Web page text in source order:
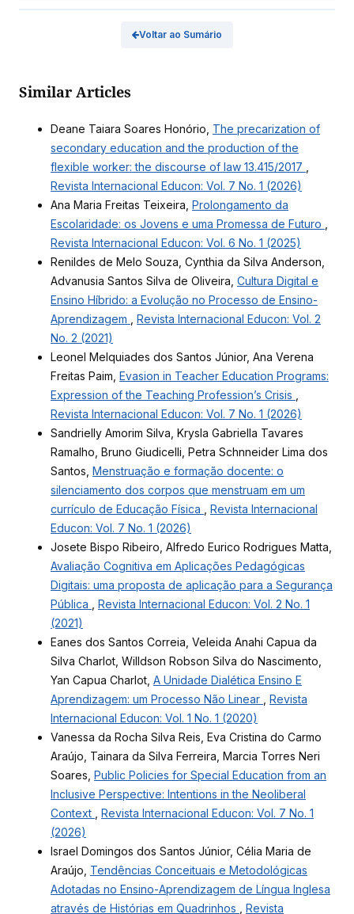
Voltar ao Sumário
Similar Articles
Deane Taiara Soares Honório, The precarization of
secondary education and the production of the
flexible worker: the discourse of law 13.415/2017
Revista Internacional Educon: Vol. 7 No. 1 (2026)
Ana Maria Freitas Teixeira, Prolongamento da
Escolaridade: os Jovens e uma Promessa de Futuro
Revista Internacional Educon: Vol. 6 No. 1 (2025)
Renildes de Melo Souza, Cynthia da Silva Anderson,
Advanusia Santos Silva de Oliveira, Cultura Digital e
Ensino Híbrido: a Evolução no Processo de Ensino-
Aprendizagem
Revista Internacional Educon: Vol. 2
No. 2 (2021)
Leonel Melquiades dos Santos Júnior, Ana Verena
Freitas Paim, Evasion in Teacher Education Programs:
Expression of the Teaching Profession’s Crisis
Revista Internacional Educon: Vol. 7 No. 1 (2026)
Sandrielly Amorim Silva, Krysla Gabriella Tavares
Ramalho, Bruno Giudicelli, Petra Schnneider Lima dos
Santos, Menstruação e formação docente: o
silenciamento dos corpos que menstruam em um
currículo de Educação Física
Revista Internacional
Educon: Vol. 7 No. 1 (2026)
Josete Bispo Ribeiro, Alfredo Eurico Rodrigues Matta,
Avaliação Cognitiva em Aplicações Pedagógicas
Digitais: uma proposta de aplicação para a Segurança
Pública
Revista Internacional Educon: Vol. 2 No. 1
(2021)
Eanes dos Santos Correia, Veleida Anahi Capua da
Silva Charlot, Willdson Robson Silva do Nascimento,
Yan Capua Charlot, A Unidade Dialética Ensino E
Aprendizagem: um Processo Não Linear
Revista
Internacional Educon: Vol. 1 No. 1 (2020)
Vanessa da Rocha Silva Reis, Eva Cristina do Carmo
Araújo, Tainara da Silva Ferreira, Marcia Torres Neri
Soares, Public Policies for Special Education from an
Inclusive Perspective: Intentions in the Neoliberal
Context
Revista Internacional Educon: Vol. 7 No. 1
(2026)
Israel Domingos dos Santos Júnior, Célia Maria de
Araújo, Tendências Conceituais e Metodológicas
Adotadas no Ensino-Aprendizagem de Língua Inglesa
através de Histórias em Quadrinhos
Revista